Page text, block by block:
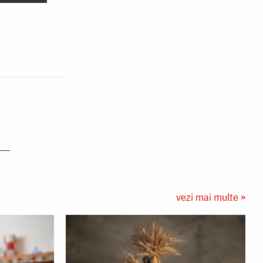
vezi mai multe »